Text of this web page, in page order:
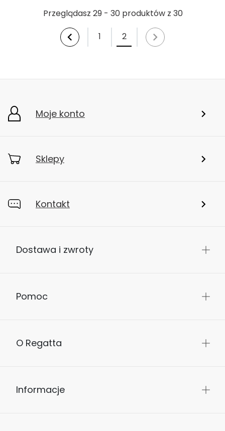
Przeglądasz 29 - 30 produktów z 30
1
2
Moje konto
Sklepy
Kontakt
Dostawa i zwroty
Pomoc
O Regatta
Informacje